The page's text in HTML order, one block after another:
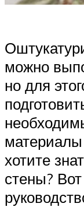
можно
но для
хотите
стены?